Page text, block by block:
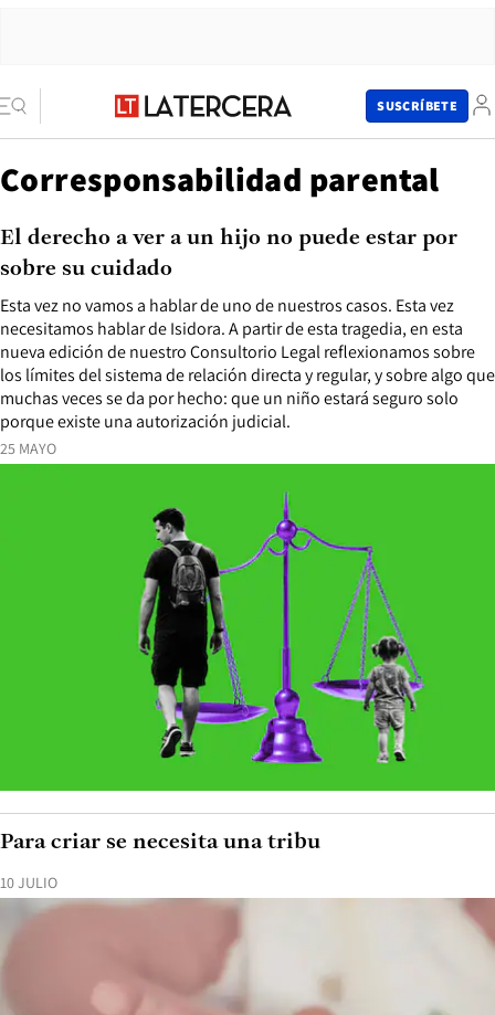
SUSCRÍBETE
Corresponsabilidad parental
25 MAYO
Esta vez no vamos a hablar de uno de nuestros casos. Esta vez
necesitamos hablar de Isidora. A partir de esta tragedia, en esta
nueva edición de nuestro Consultorio Legal reflexionamos sobre
los límites del sistema de relación directa y regular, y sobre algo que
muchas veces se da por hecho: que un niño estará seguro solo
porque existe una autorización judicial.
El derecho a ver a un hijo no puede estar por
sobre su cuidado
10 JULIO
Para criar se necesita una tribu